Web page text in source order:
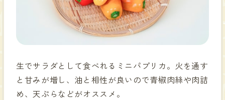
生でサラダとして食べれるミニパプリカ。火を通す
と甘みが増し、油と相性が良いので青椒肉絲や肉詰
め、天ぷらなどがオススメ。